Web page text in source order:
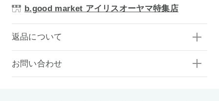
b.good market アイリスオーヤマ特集店
返品について
お問い合わせ